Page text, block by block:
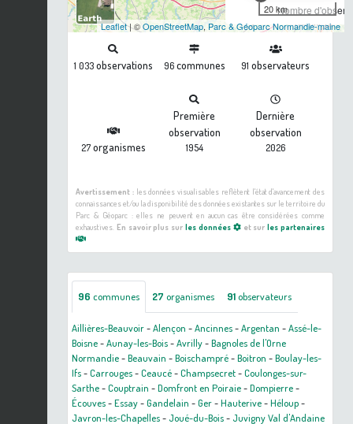
Nombre
20 km
Leaflet| ©OpenStreetMap, Parc & Géoparc Normandie-maine
1 033 observations 96 communes 91 observateurs
27organismes
Première
observation
1954
Dernière
observation
2026
Avertissement :les données visualisables reflètent l'état d'avancement des
connaissances et/ou la disponibilité des données existantes sur le territoire du
Parc & Géoparc : elles ne peuvent en aucun cas être considérées comme
exhaustives. En savoir plus sur les données et surles partenaires
96 communes 27 organismes 91observateurs
Aillières-Beauvoir-Alençon -Ancinnes-Argentan -Assé-le-
Boisne-Aunay-les-Bois-Avrilly-Bagnoles de l'Orne
Normandie-Beauvain -Boischampré-Boitron -Boulay-les-
Ifs-Carrouges-Ceaucé-Champsecret-Coulonges-sur-
Sarthe-Couptrain -Domfront en Poiraie-Dompierre-
Écouves-Essay-Gandelain -Ger-Hauterive-Héloup-
Javron-les-Chapelles- Joué-du-Bois- Juvigny Val d'Andaine